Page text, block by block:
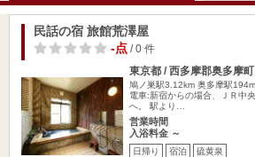
民話の宿 旅館荒澤屋
-点/ 0 件
東京都 / 西多摩郡奥多摩町
鳩ノ巣駅3.12km 奥多摩駅194m
電車:新宿からの場合、ＪＲ中
へ。 駅より…
営業時間
入浴料金 ～
日帰り 宿泊 硫黄泉